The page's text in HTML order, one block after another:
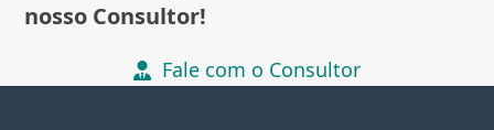
nosso Consultor!
Fale com o Consultor